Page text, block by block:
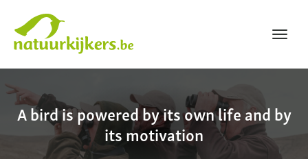
Natuurkijkers
A bird is powered by its own life and by
its motivation